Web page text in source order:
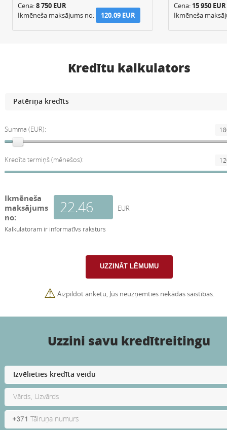
Cena:8 750 EUR
Ikmēneša maksājums no:
120.09 EUR
Cena: 15 950 EUR
Ikmēneša
Kredītu kalkulators
Summa (EUR):
Kredīta termiņš (mēnešos):
Ikmēneša
maksājums
no:
EUR
Kalkulatoram ir informatīvs raksturs
⚠ Aizpildot anketu, Jūs neuzņemties nekādas saistības.
Uzzini savu kredītreitingu